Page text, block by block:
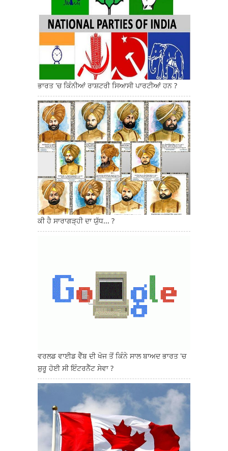
ਭਾਰਤ 'ਚ ਕਿੰਨੀਆਂ ਰਾਸ਼ਟਰੀ ਸਿਆਸੀ ਪਾਰਟੀਆਂ ਹਨ ?
ਕੀ ਹੈ ਸਾਰਾਗੜ੍ਹੀ ਦਾ ਯੁੱਧ... ?
ਵਰਲਡ ਵਾਈਡ ਵੈੱਬ ਦੀ ਖੋਜ ਤੋਂ ਕਿੰਨੇ ਸਾਲ ਬਾਅਦ ਭਾਰਤ 'ਚ
ਸ਼ੁਰੂ ਹੋਈ ਸੀ ਇੰਟਰਨੈੱਟ ਸੇਵਾ ?